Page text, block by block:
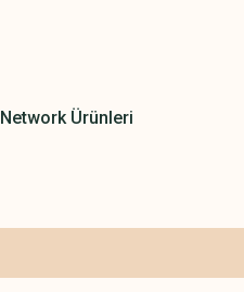
Network Ürünleri